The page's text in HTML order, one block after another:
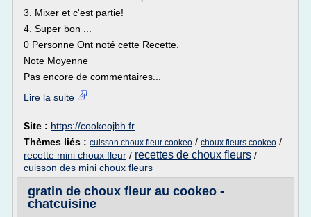
3. Mixer et c'est partie!
4. Super bon ...
0 Personne Ont noté cette Recette.
Note Moyenne
Pas encore de commentaires...
Lire la suite
Site : https://cookeojbh.fr
Thèmes liés : cuisson choux fleur cookeo / choux fleurs cookeo /
recette mini choux fleur / recettes de choux fleurs /
cuisson des mini choux fleurs
gratin de choux fleur au cookeo -
chatcuisine